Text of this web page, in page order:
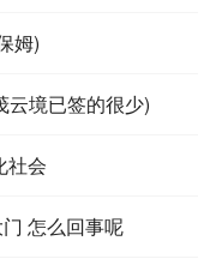
姆)
云境已签的很少)
社会
怎么回事呢